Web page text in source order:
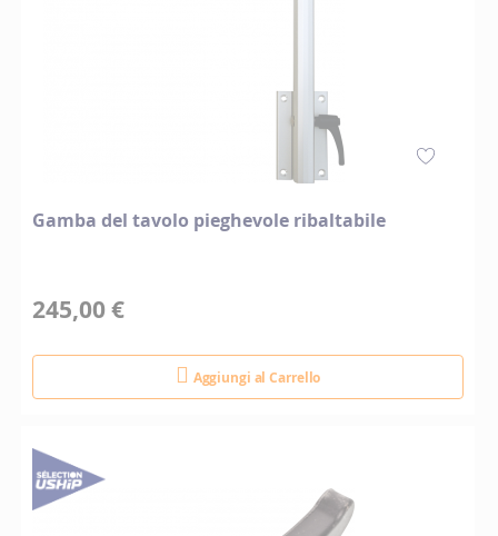
Gamba del tavolo pieghevole ribaltabile
245,00 €
Aggiungi al Carrello